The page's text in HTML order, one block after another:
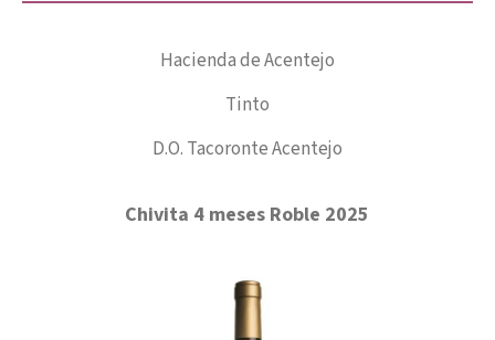
Hacienda de Acentejo
Tinto
D.O. Tacoronte Acentejo
Chivita 4 meses Roble 2025